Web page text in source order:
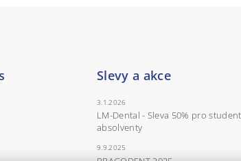
Slevy a akce
3.1.2026
LM-Dental - Sleva 50% pro
absolventy
9.9.2025